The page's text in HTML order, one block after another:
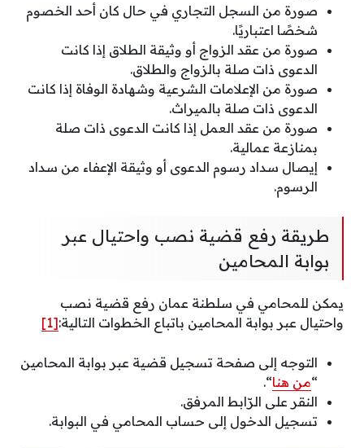
صورة من السجل التجاري في حال كان أحد الخصوم
شخصًا اعتباريًا.
صورة من عقد الزواج أو وثيقة الطلاق إذا كانت
الدعوى ذات صلة بالزواج والطلاق.
صورة من الإعلامات الشرعية وشهادة الوفاة إذا كانت
الدعوى ذات صلة بالميراث.
صورة من عقد العمل إذا كانت الدعوى ذات صلة
بمنازعة عمالية.
إيصال سداد رسوم الدعوى أو وثيقة الإعفاء من سداد
الرسوم.
طريقة رفع قضية نصب واحتيال عبر
بوابة المحامين
يمكن للمحامي في سلطنة عمان رفع قضية نصب
واحتيال عبر بوابة المحامين باتباع الخطوات التالية:[1]
التوجه إلى صفحة تسجيل قضية عبر بوابة المحامين
“من هنا“.
النقر على الرّابط المرفق.
تسجيل الدخول إلى حساب المحامي في البوابة.